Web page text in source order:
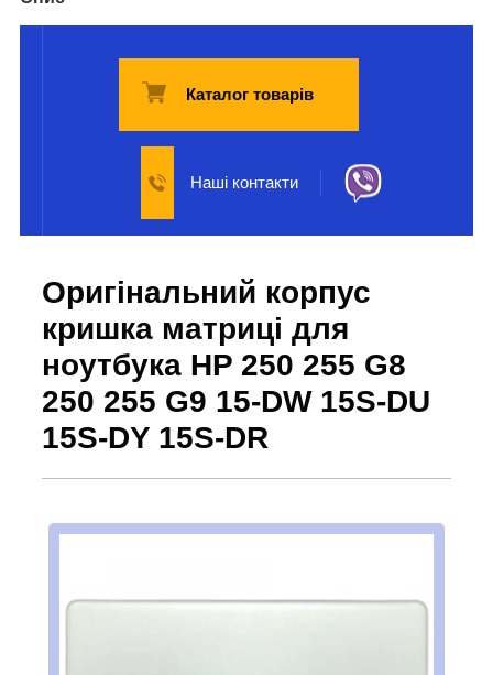
Каталог товарів
Наші контакти
Оригінальний корпус
кришка матриці для
ноутбука HP 250 255 G8
250 255 G9 15-DW 15S-DU
15S-DY 15S-DR